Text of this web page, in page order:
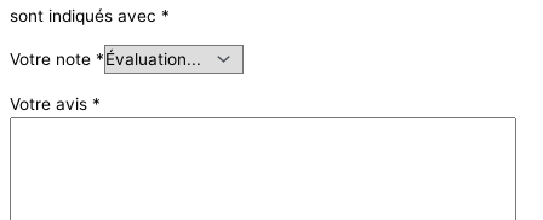
sont indiqués avec *
Votre note *
Votre avis *